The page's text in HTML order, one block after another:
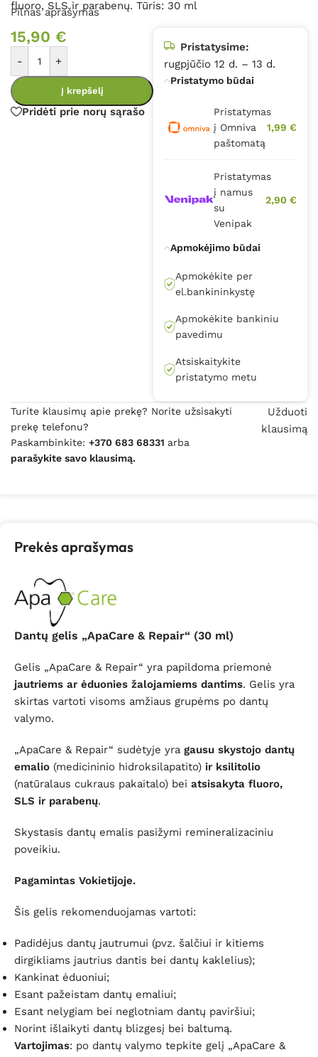
fluoro, SLS ir parabenų. Tūris: 30 ml
Pilnas aprašymas
15,90 €
- +
Į krepšelį
Pridėti prie norų sąrašo
Pristatysime:
rugpjūčio 12 d. – 13 d.
Pristatymo būdai
Pristatymas
į Omniva
paštomatą
1,99 €
Pristatymas
į namus
su
Venipak
2,90 €
Apmokėjimo būdai
Apmokėkite per
el.bankininkystę
Apmokėkite bankiniu
pavedimu
Atsiskaitykite
pristatymo metu
Turite klausimų apie prekę? Norite užsisakyti
prekę telefonu?
Paskambinkite: +370 683 68331 arba
parašykite savo klausimą.
Užduoti
klausimą
Prekės aprašymas
Dantų gelis „ApaCare & Repair“ (30 ml)
Gelis „ApaCare & Repair“ yra papildoma priemonė
jautriems ar ėduonies žalojamiems dantims. Gelis yra
skirtas vartoti visoms amžiaus grupėms po dantų
valymo.
„ApaCare & Repair“ sudėtyje yra gausu skystojo dantų
emalio (medicininio hidroksilapatito) ir ksilitolio
(natūralaus cukraus pakaitalo) bei atsisakyta fluoro,
SLS ir parabenų.
Skystasis dantų emalis pasižymi remineralizaciniu
poveikiu.
Pagamintas Vokietijoje.
Šis gelis rekomenduojamas vartoti:
Padidėjus dantų jautrumui (pvz. šalčiui ir kitiems
dirgikliams jautrius dantis bei dantų kaklelius);
Kankinat ėduoniui;
Esant pažeistam dantų emaliui;
Esant nelygiam bei neglotniam dantų paviršiui;
Norint išlaikyti dantų blizgesį bei baltumą.
Vartojimas: po dantų valymo tepkite gelį „ApaCare &